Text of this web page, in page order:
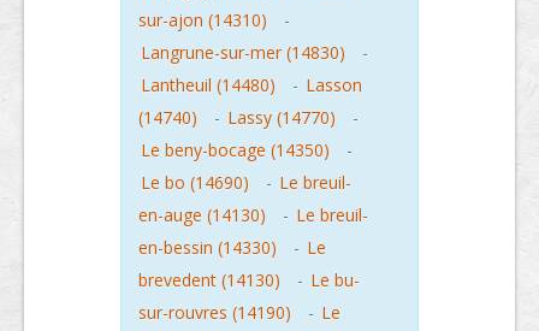
sur-ajon (14310)
-
Langrune-sur-mer (14830)
-
Lantheuil (14480)
- Lasson
(14740)
- Lassy (14770)
-
Le beny-bocage (14350)
-
Le bo (14690)
- Le breuil-
en-auge (14130)
- Le breuil-
en-bessin (14330)
- Le
brevedent (14130)
- Le bu-
sur-rouvres (14190)
- Le